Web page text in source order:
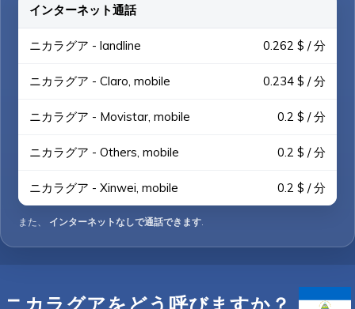
インターネット通話
ニカラグア - landline 0.262 $ / 分
ニカラグア - Claro, mobile 0.234 $ / 分
ニカラグア - Movistar, mobile 0.2 $ / 分
ニカラグア - Others, mobile 0.2 $ / 分
ニカラグア - Xinwei, mobile 0.2 $ / 分
また、 インターネットなしで通話できます.